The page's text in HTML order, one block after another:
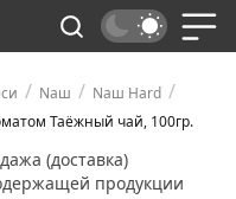
/ Nаш / Nаш Hard /
Таёжный чай, 100гр.
(доставка)
продукции